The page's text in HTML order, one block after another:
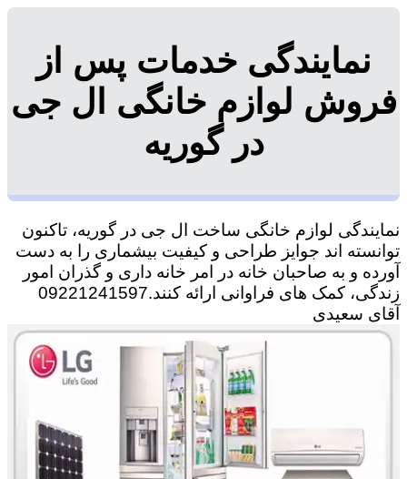
نمایندگی خدمات پس از
فروش لوازم خانگی ال جی
در گوریه
نمایندگی لوازم خانگی ساخت ال جی در گوریه، تاکنون
توانسته اند جوایز طراحی و کیفیت بیشماری را به دست
آورده و به صاحبان خانه در امر خانه داری و گذران امور
زندگی، کمک های فراوانی ارائه کنند.09221241597
آقای سعیدی